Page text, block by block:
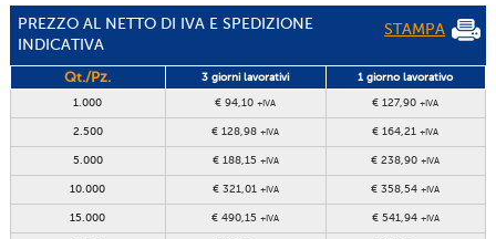
PREZZO AL NETTO DI IVA E SPEDIZIONE
INDICATIVA
STAMPA
Qt./Pz. 3 giorni lavorativi 1 giorno lavorativo
1.000 € 94,10+IVA € 127,90+IVA
2.500 € 128,98+IVA € 164,21+IVA
5.000 € 188,15 +IVA € 238,90+IVA
10.000 € 321,01 +IVA € 358,54+IVA
15.000 € 490,15+IVA € 541,94 +IVA